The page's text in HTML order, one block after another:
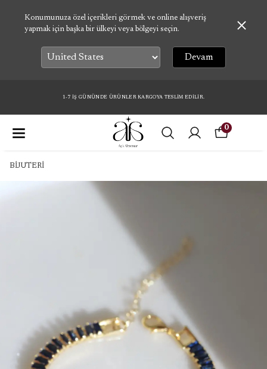
Konumunuza özel içerikleri görmek ve online alışveriş
yapmak için başka bir ülkeyi veya bölgeyi seçin.
Devam
1-7 İŞ GÜNÜNDE ÜRÜNLER KARGOYA TESLİM EDİLİR.
0
BİJUTERİ